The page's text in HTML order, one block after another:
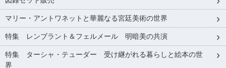
マリー・アントワネットと華麗なる宮廷美術の世界
特集 レンブラント＆フェルメール 明暗美の共演
特集 ターシャ・テューダー 受け継がれる暮らしと絵本の世
界